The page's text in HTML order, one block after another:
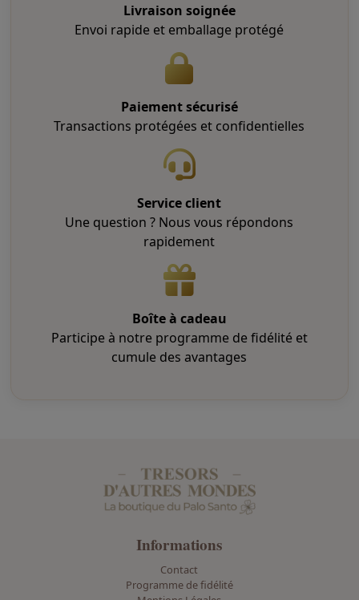
protection vibratoire
rituel de purification
spiritualité
Livraison soignée
Envoi rapide et emballage protégé
Paiement sécurisé
Transactions protégées et confidentielles
Service client
Une question ? Nous vous répondons
rapidement
Boîte à cadeau
Participe à notre programme de fidélité et
cumule des avantages
Informations
Contact
Programme de fidélité